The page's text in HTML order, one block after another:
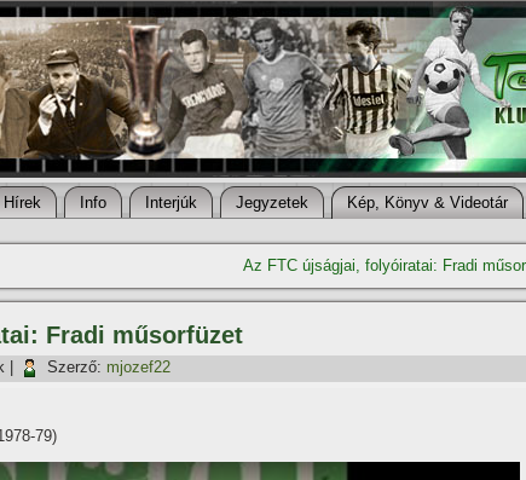
Hí­rek Info Interjúk Jegyzetek Kép, Könyv & Videotár
Az FTC újságjai, folyóiratai: Fradi
Fradi műsorfüzet
Szerző: mjozef22
79)